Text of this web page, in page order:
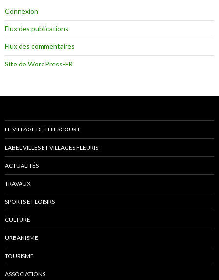
Connexion
Flux des publications
Flux des commentaires
Site de WordPress-FR
LE VILLAGE DE THIESCOURT
LABEL VILLES ET VILLAGES FLEURIS
ACTUALITÉS
TRAVAUX
SPORTS ET LOISIRS
CULTURE
URBANISME
TOURISME
ASSOCIATIONS